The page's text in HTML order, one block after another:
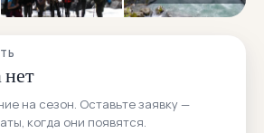
нет
на сезон. Оставьте заявку —
когда они появятся.